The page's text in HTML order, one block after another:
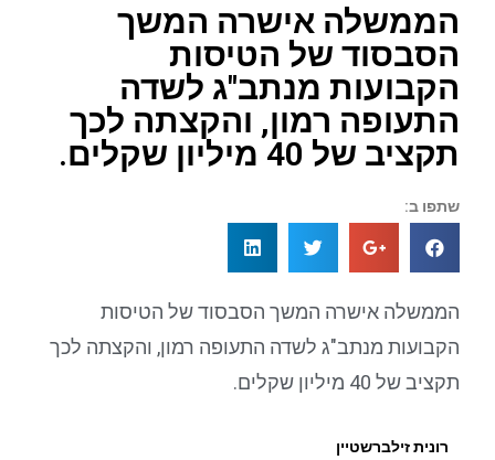
הממשלה אישרה המשך
הסבסוד של הטיסות
הקבועות מנתב"ג לשדה
התעופה רמון, והקצתה לכך
תקציב של 40 מיליון שקלים.
שתפו ב:
הממשלה אישרה המשך הסבסוד של הטיסות
הקבועות מנתב"ג לשדה התעופה רמון, והקצתה לכך
תקציב של 40 מיליון שקלים.
רונית זילברשטיין